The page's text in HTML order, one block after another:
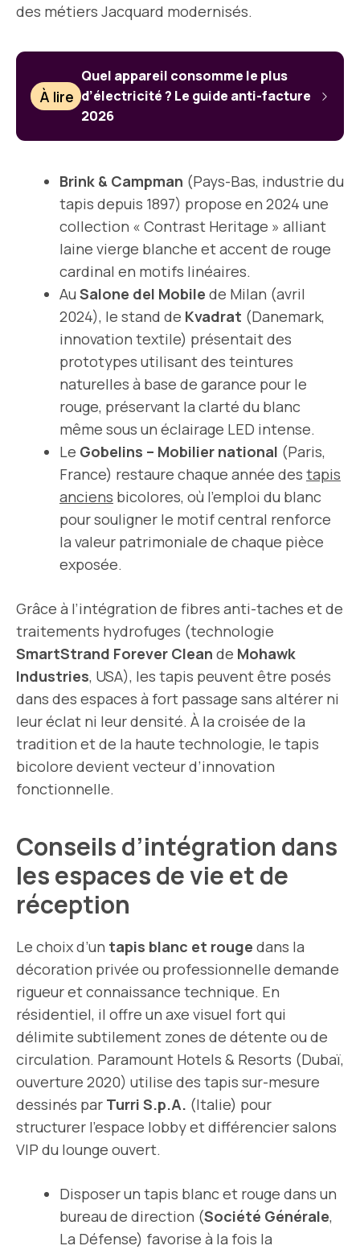
des métiers Jacquard modernisés.
À lire
Quel appareil consomme le plus
d’électricité ? Le guide anti-facture
2026
Brink & Campman (Pays-Bas, industrie du
tapis depuis 1897) propose en 2024 une
collection « Contrast Heritage » alliant
laine vierge blanche et accent de rouge
cardinal en motifs linéaires.
Au Salone del Mobile de Milan (avril
2024), le stand de Kvadrat (Danemark,
innovation textile) présentait des
prototypes utilisant des teintures
naturelles à base de garance pour le
rouge, préservant la clarté du blanc
même sous un éclairage LED intense.
Le Gobelins – Mobilier national (Paris,
France) restaure chaque année des tapis
anciens bicolores, où l’emploi du blanc
pour souligner le motif central renforce
la valeur patrimoniale de chaque pièce
exposée.
Grâce à l’intégration de fibres anti-taches et de
traitements hydrofuges (technologie
SmartStrand Forever Clean de Mohawk
Industries, USA), les tapis peuvent être posés
dans des espaces à fort passage sans altérer ni
leur éclat ni leur densité. À la croisée de la
tradition et de la haute technologie, le tapis
bicolore devient vecteur d’innovation
fonctionnelle.
Conseils d’intégration dans
les espaces de vie et de
réception
Le choix d’un tapis blanc et rouge dans la
décoration privée ou professionnelle demande
rigueur et connaissance technique. En
résidentiel, il offre un axe visuel fort qui
délimite subtilement zones de détente ou de
circulation. Paramount Hotels & Resorts (Dubaï,
ouverture 2020) utilise des tapis sur-mesure
dessinés par Turri S.p.A. (Italie) pour
structurer l’espace lobby et différencier salons
VIP du lounge ouvert.
Disposer un tapis blanc et rouge dans un
bureau de direction (Société Générale,
La Défense) favorise à la fois la